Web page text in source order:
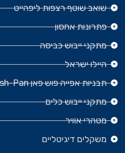
שואב שוטף רצפות ליפהייט
פתרונות אחסון
מתקני ייבוש כביסה
היילו ישראל
תבניות אפייה פוש פאן Push-Pan
מתקני ייבוש כלים
מטהרי אוויר
משקלים דיגיטליים